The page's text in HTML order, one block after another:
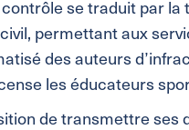
se traduit par
permettant aux
des auteurs
les éducateurs
de transmettre ses